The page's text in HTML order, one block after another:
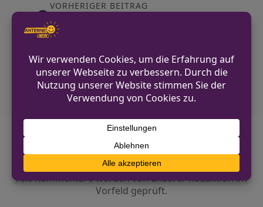
VORHERIGER BEITRAG
flüchtet
entwenden Tresor
Diskutiere mit!
Anonym und ganz ohne Anmeldezwang!
Alle Kommentare werden von unserer Redaktion im
Vorfeld geprüft.